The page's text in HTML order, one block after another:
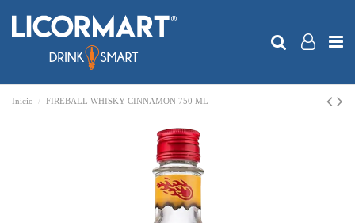
Inicio FIREBALL WHISKY CINNAMON 750 ML